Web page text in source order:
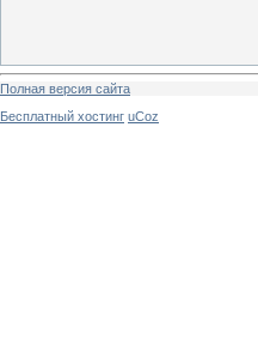
Полная версия сайта
Бесплатный хостинг uCoz